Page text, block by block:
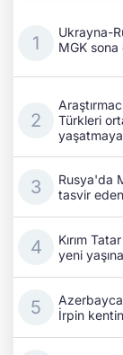
Ukrayna-
MGK sona
Türkleri
Rusya'da
tasvir
Kırım
yeni
İrpin